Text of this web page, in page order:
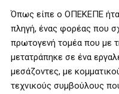
Όπως είπε ο ΟΠΕΚΕΠΕ
πληγή, ένας φορέας που
πρωτογενή τομέα που με
μετατράπηκε σε ένα
μεσάζοντες, με
τεχνικούς συμβούλους